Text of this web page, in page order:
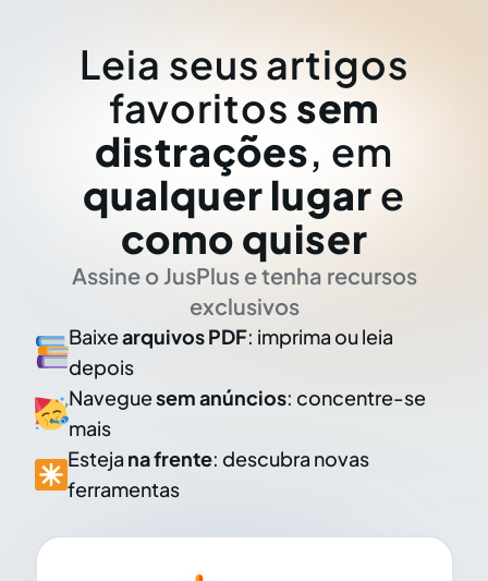
Leia seus artigos
favoritos sem
distrações, em
qualquer lugar e
como quiser
Assine o JusPlus e tenha recursos
exclusivos
Baixearquivos PDF: imprima ou leia
depois
Naveguesem anúncios: concentre-se
mais
Esteja na frente: descubra novas
ferramentas